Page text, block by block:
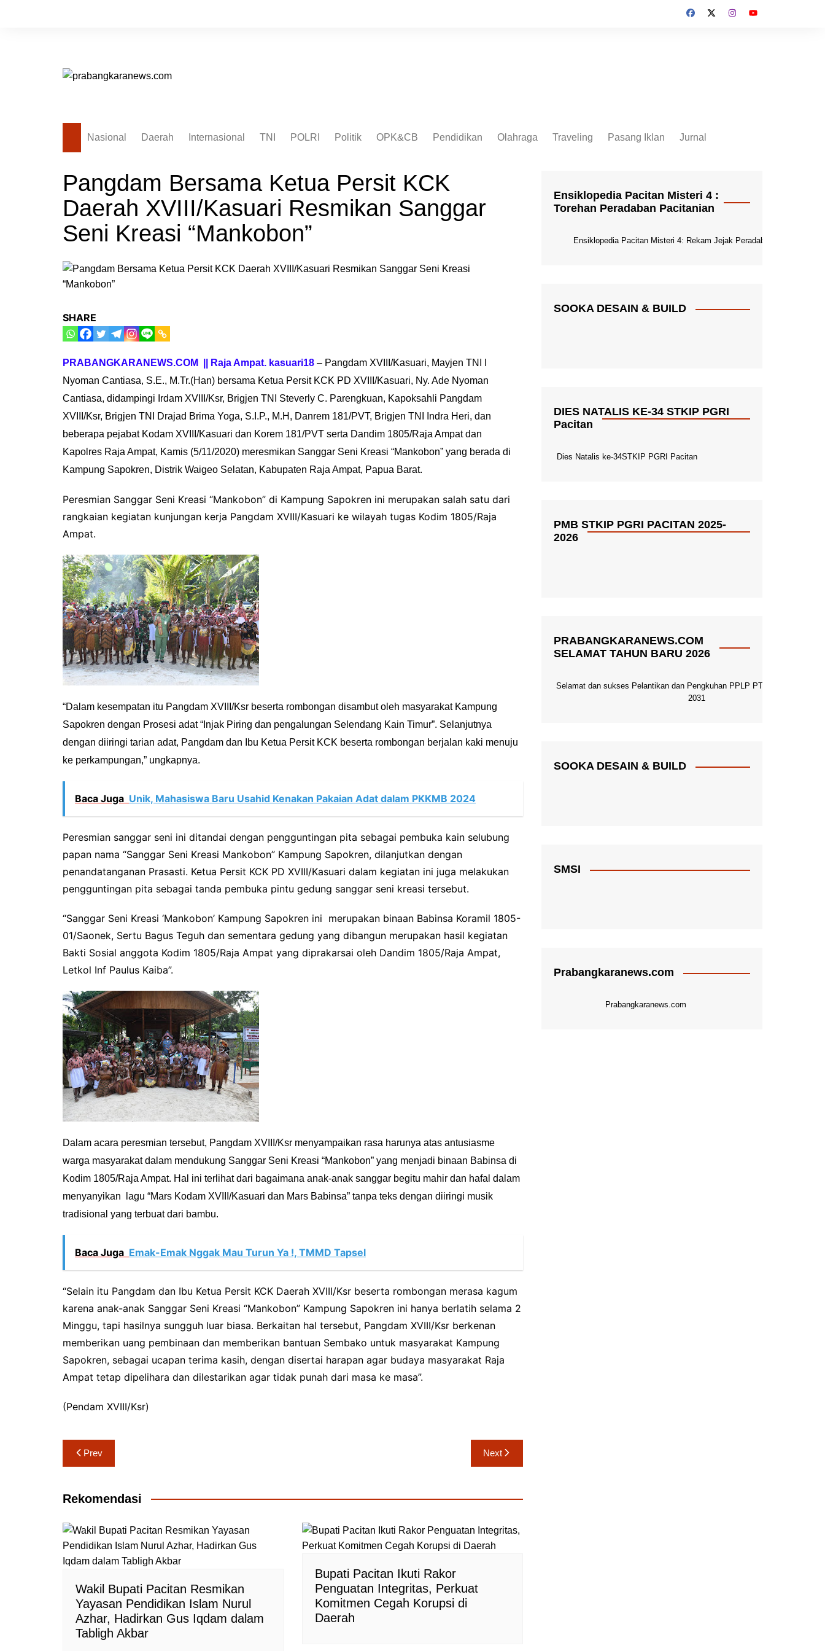
Nasional Daerah Internasional TNI POLRI Politik OPK&CB Pendidikan Olahraga Traveling Pasang Iklan Jurnal
Pangdam Bersama Ketua Persit KCK
Daerah XVIII/Kasuari Resmikan Sanggar
Seni Kreasi “Mankobon”
SHARE
PRABANGKARANEWS.COM || Raja Ampat. kasuari18 – Pangdam XVIII/Kasuari, Mayjen TNI I
Nyoman Cantiasa, S.E., M.Tr.(Han) bersama Ketua Persit KCK PD XVIII/Kasuari, Ny. Ade Nyoman
Cantiasa, didampingi Irdam XVIII/Ksr, Brigjen TNI Steverly C. Parengkuan, Kapoksahli Pangdam
XVIII/Ksr, Brigjen TNI Drajad Brima Yoga, S.I.P., M.H, Danrem 181/PVT, Brigjen TNI Indra Heri, dan
beberapa pejabat Kodam XVIII/Kasuari dan Korem 181/PVT serta Dandim 1805/Raja Ampat dan
Kapolres Raja Ampat, Kamis (5/11/2020) meresmikan Sanggar Seni Kreasi “Mankobon” yang berada di
Kampung Sapokren, Distrik Waigeo Selatan, Kabupaten Raja Ampat, Papua Barat.
Peresmian Sanggar Seni Kreasi “Mankobon” di Kampung Sapokren ini merupakan salah satu dari
rangkaian kegiatan kunjungan kerja Pangdam XVIII/Kasuari ke wilayah tugas Kodim 1805/Raja
Ampat.
“Dalam kesempatan itu Pangdam XVIII/Ksr beserta rombongan disambut oleh masyarakat Kampung
Sapokren dengan Prosesi adat “Injak Piring dan pengalungan Selendang Kain Timur”. Selanjutnya
dengan diiringi tarian adat, Pangdam dan Ibu Ketua Persit KCK beserta rombongan berjalan kaki menuju
ke perkampungan,” ungkapnya.
Baca Juga Unik, Mahasiswa Baru Usahid Kenakan Pakaian Adat dalam PKKMB 2024
Peresmian sanggar seni ini ditandai dengan pengguntingan pita sebagai pembuka kain selubung
papan nama “Sanggar Seni Kreasi Mankobon” Kampung Sapokren, dilanjutkan dengan
penandatanganan Prasasti. Ketua Persit KCK PD XVIII/Kasuari dalam kegiatan ini juga melakukan
pengguntingan pita sebagai tanda pembuka pintu gedung sanggar seni kreasi tersebut.
“Sanggar Seni Kreasi ‘Mankobon’ Kampung Sapokren ini merupakan binaan Babinsa Koramil 1805-
01/Saonek, Sertu Bagus Teguh dan sementara gedung yang dibangun merupakan hasil kegiatan
Bakti Sosial anggota Kodim 1805/Raja Ampat yang diprakarsai oleh Dandim 1805/Raja Ampat,
Letkol Inf Paulus Kaiba”.
Dalam acara peresmian tersebut, Pangdam XVIII/Ksr menyampaikan rasa harunya atas antusiasme
warga masyarakat dalam mendukung Sanggar Seni Kreasi “Mankobon” yang menjadi binaan Babinsa di
Kodim 1805/Raja Ampat. Hal ini terlihat dari bagaimana anak-anak sanggar begitu mahir dan hafal dalam
menyanyikan lagu “Mars Kodam XVIII/Kasuari dan Mars Babinsa” tanpa teks dengan diiringi musik
tradisional yang terbuat dari bambu.
Baca Juga Emak-Emak Nggak Mau Turun Ya !, TMMD Tapsel
“Selain itu Pangdam dan Ibu Ketua Persit KCK Daerah XVIII/Ksr beserta rombongan merasa kagum
karena anak-anak Sanggar Seni Kreasi “Mankobon” Kampung Sapokren ini hanya berlatih selama 2
Minggu, tapi hasilnya sungguh luar biasa. Berkaitan hal tersebut, Pangdam XVIII/Ksr berkenan
memberikan uang pembinaan dan memberikan bantuan Sembako untuk masyarakat Kampung
Sapokren, sebagai ucapan terima kasih, dengan disertai harapan agar budaya masyarakat Raja
Ampat tetap dipelihara dan dilestarikan agar tidak punah dari masa ke masa”.
(Pendam XVIII/Ksr)
Navigasi
pos
Prev Next
Rekomendasi
Wakil Bupati Pacitan Resmikan
Yayasan Pendidikan Islam Nurul
Azhar, Hadirkan Gus Iqdam dalam
Tabligh Akbar
Bupati Pacitan Ikuti Rakor
Penguatan Integritas, Perkuat
Komitmen Cegah Korupsi di
Daerah
Ensiklopedia Pacitan Misteri 4 :
Torehan Peradaban Pacitanian
Ensiklopedia Pacitan Misteri 4: Rekam Jejak Peradaban Dunia
SOOKA DESAIN & BUILD
DIES NATALIS KE-34 STKIP PGRI
Pacitan
Dies Natalis ke-34STKIP PGRI Pacitan
PMB STKIP PGRI PACITAN 2025-
2026
PRABANGKARANEWS.COM
SELAMAT TAHUN BARU 2026
Selamat dan sukses Pelantikan dan Pengkuhan PPLP PT PGRI Pacitan
2031
SOOKA DESAIN & BUILD
SMSI
Prabangkaranews.com
Prabangkaranews.com